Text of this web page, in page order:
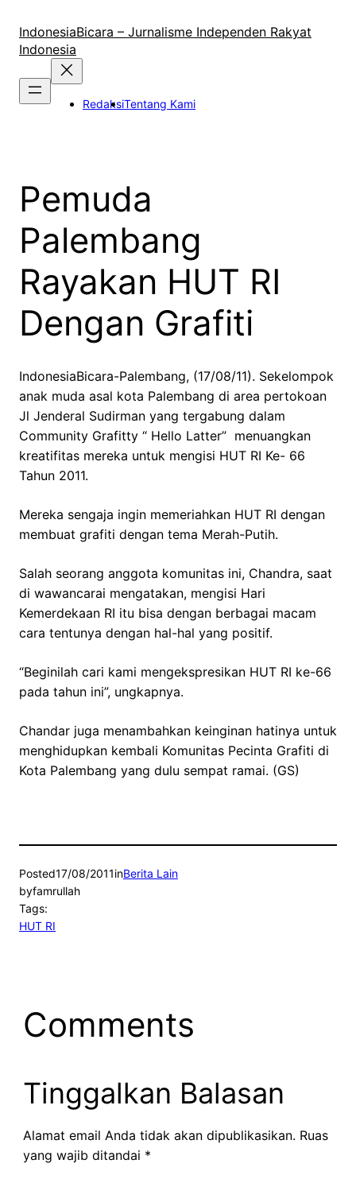
konten
IndonesiaBicara – Jurnalisme Independen Rakyat
Indonesia
RedaksiTentang Kami
Pemuda
Palembang
Rayakan HUT RI
Dengan Grafiti
IndonesiaBicara-Palembang, (17/08/11). Sekelompok
anak muda asal kota Palembang di area pertokoan
Jl Jenderal Sudirman yang tergabung dalam
Community Grafitty “ Hello Latter” menuangkan
kreatifitas mereka untuk mengisi HUT RI Ke- 66
Tahun 2011.
Mereka sengaja ingin memeriahkan HUT RI dengan
membuat grafiti dengan tema Merah-Putih.
Salah seorang anggota komunitas ini, Chandra, saat
di wawancarai mengatakan, mengisi Hari
Kemerdekaan RI itu bisa dengan berbagai macam
cara tentunya dengan hal-hal yang positif.
“Beginilah cari kami mengekspresikan HUT RI ke-66
pada tahun ini”, ungkapnya.
Chandar juga menambahkan keinginan hatinya untuk
menghidupkan kembali Komunitas Pecinta Grafiti di
Kota Palembang yang dulu sempat ramai. (GS)
Posted17/08/2011inBerita Lain
byfamrullah
Tags:
HUT RI
Comments
Tinggalkan Balasan
Alamat email Anda tidak akan dipublikasikan. Ruas
yang wajib ditandai *